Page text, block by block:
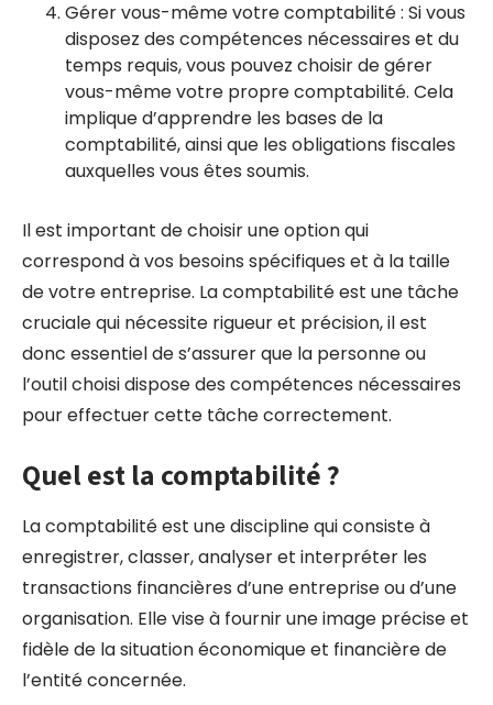
Gérer vous-même votre comptabilité : Si vous
disposez des compétences nécessaires et du
temps requis, vous pouvez choisir de gérer
vous-même votre propre comptabilité. Cela
implique d’apprendre les bases de la
comptabilité, ainsi que les obligations fiscales
auxquelles vous êtes soumis.
Il est important de choisir une option qui
correspond à vos besoins spécifiques et à la taille
de votre entreprise. La comptabilité est une tâche
cruciale qui nécessite rigueur et précision, il est
donc essentiel de s’assurer que la personne ou
l’outil choisi dispose des compétences nécessaires
pour effectuer cette tâche correctement.
Quel est la comptabilité ?
La comptabilité est une discipline qui consiste à
enregistrer, classer, analyser et interpréter les
transactions financières d’une entreprise ou d’une
organisation. Elle vise à fournir une image précise et
fidèle de la situation économique et financière de
l’entité concernée.